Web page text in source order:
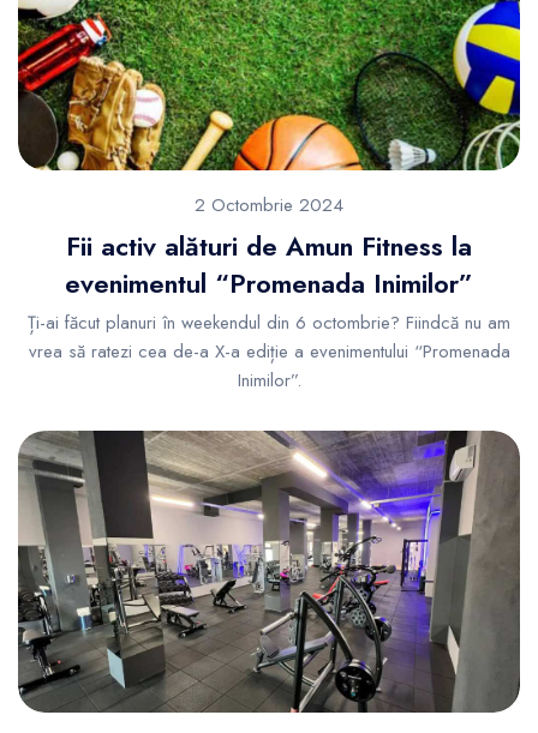
2 Octombrie 2024
Fii activ alături de Amun Fitness la
evenimentul “Promenada Inimilor”
Ți-ai făcut planuri în weekendul din 6 octombrie? Fiindcă nu am
vrea să ratezi cea de-a X-a ediție a evenimentului “Promenada
Inimilor”.